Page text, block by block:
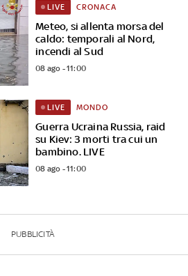
Meteo, si allenta morsa del
caldo: temporali al Nord,
incendi al Sud
LIVE CRONACA
08 ago - 11:00
Guerra Ucraina Russia, raid
su Kiev: 3 morti tra cui un
bambino. LIVE
LIVE MONDO
08 ago - 11:00
PUBBLICITÀ